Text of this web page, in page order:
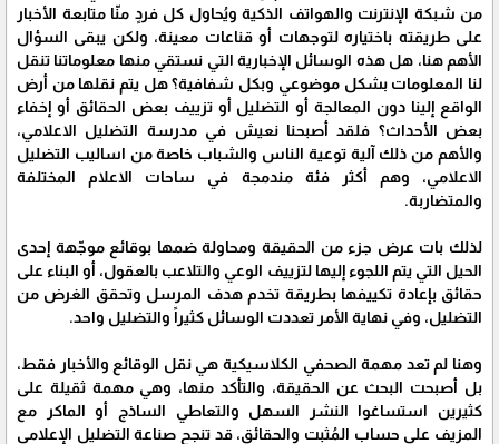
من شبكة الإنترنت والهواتف الذكية ويُحاول كل فردٍ منّا متابعة الأخبار
على طريقته باختياره لتوجهات أو قناعات معينة، ولكن يبقى السؤال
الأهم هنا، هل هذه الوسائل الإخبارية التي نستقي منها معلوماتنا تنقل
لنا المعلومات بشكل موضوعي وبكل شفافية؟ هل يتم نقلها من أرض
الواقع إلينا دون المعالجة أو التضليل أو تزييف بعض الحقائق أو إخفاء
بعض الأحداث؟ فلقد أصبحنا نعيش في مدرسة التضليل الاعلامي،
والأهم من ذلك آلية توعية الناس والشباب خاصة من اساليب التضليل
الاعلامي، وهم أكثر فئة مندمجة في ساحات الاعلام المختلفة
والمتضاربة.
لذلك بات عرض جزء من الحقيقة ومحاولة ضمها بوقائع موجّهة إحدى
الحيل التي يتم اللجوء إليها لتزييف الوعي والتلاعب بالعقول، أو البناء على
حقائق بإعادة تكييفها بطريقة تخدم هدف المرسل وتحقق الغرض من
التضليل، وفي نهاية الأمر تعددت الوسائل كثيراً والتضليل واحد.
وهنا لم تعد مهمة الصحفي الكلاسيكية هي نقل الوقائع والأخبار فقط،
بل أصبحت البحث عن الحقيقة، والتأكد منها، وهي مهمة ثقيلة على
كثيرين استساغوا النشر السهل والتعاطي الساذج أو الماكر مع
المزيف على حساب المُثبت والحقائق، قد تنجح صناعة التضليل الإعلامي